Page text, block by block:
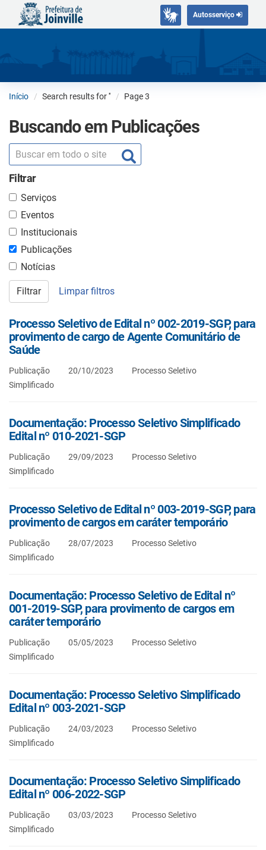
Autosserviço
Início Search results for '' Page 3
Buscando em Publicações
Filtrar
Serviços
Eventos
Institucionais
Publicações
Notícias
Filtrar Limpar filtros
Processo Seletivo de Edital nº 002-2019-SGP, para
provimento de cargo de Agente Comunitário de
Saúde
Publicação 20/10/2023
Processo Seletivo
Simplificado
Documentação: Processo Seletivo Simplificado
Edital nº 010-2021-SGP
Publicação 29/09/2023
Processo Seletivo
Simplificado
Processo Seletivo de Edital nº 003-2019-SGP, para
provimento de cargos em caráter temporário
Publicação 28/07/2023
Processo Seletivo
Simplificado
Documentação: Processo Seletivo de Edital nº
001-2019-SGP, para provimento de cargos em
caráter temporário
Publicação 05/05/2023
Processo Seletivo
Simplificado
Documentação: Processo Seletivo Simplificado
Edital nº 003-2021-SGP
Publicação 24/03/2023
Processo Seletivo
Simplificado
Documentação: Processo Seletivo Simplificado
Edital nº 006-2022-SGP
Publicação 03/03/2023
Processo Seletivo
Simplificado